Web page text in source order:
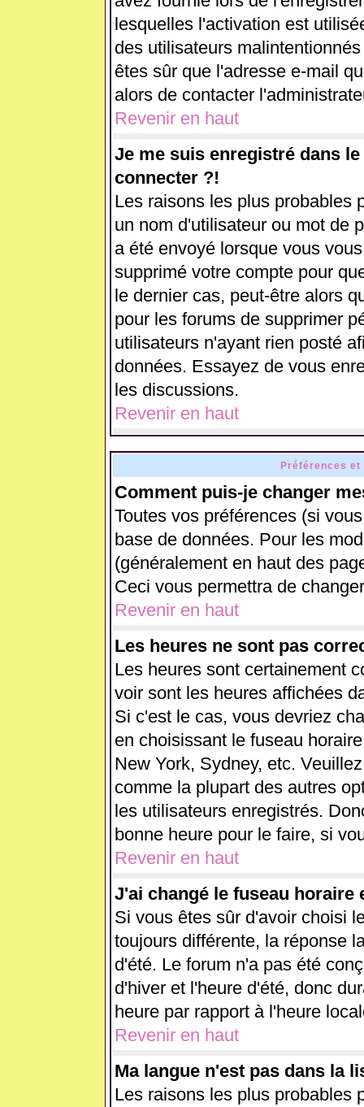
lesquelles l'activation est
des utilisateurs
êtes sûr que l'adresse e-mail
alors de contacter
Revenir en haut
Je me suis enregistré dans
connecter ?!
Les raisons les plus probables
un nom d'utilisateur ou mot de
a été envoyé lorsque vous
supprimé votre compte pour
le dernier cas, peut-être alors
pour les forums de supprimer
utilisateurs n'ayant rien posté
données. Essayez de vous
les discussions.
Revenir en haut
Préférences
Comment puis-je changer
Toutes vos préférences (si
base de données. Pour les
(généralement en haut des
Ceci vous permettra de
Revenir en haut
Les heures ne sont pas
Les heures sont certainement
voir sont les heures affichées
Si c'est le cas, vous devriez
en choisissant le fuseau
New York, Sydney, etc.
comme la plupart des autres
les utilisateurs enregistrés.
bonne heure pour le faire, si
Revenir en haut
J'ai changé le fuseau
Si vous êtes sûr d'avoir choisi
toujours différente, la réponse
d'été. Le forum n'a pas été
d'hiver et l'heure d'été, donc
heure par rapport à l'heure
Revenir en haut
Ma langue n'est pas dans la
Les raisons les plus probables